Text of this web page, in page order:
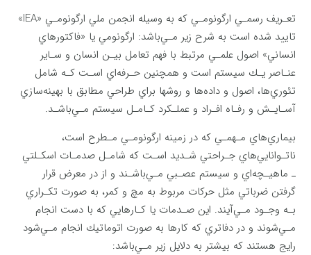
تعـريف رسمـي ‌ارگونومـي ‌كه به وسيله انجمن ملي ارگونومـي ‌«IEA»
تاييد شده است به شرح زير مـي‌باشد: ارگونومي یا «فاكتورهاي
انساني» اصول علمـي ‌مرتبط با فهم تعامل بيـن انسان و سـاير
عنـاصر يـك سيستم است و همچنین حـرفه‌اي اسـت كـه شامل
تئوري‌ها، اصول و داده‌ها و روشها براي طراحي مطابق با بهينه‌سازي
آسـايـش و رفـاه افـراد و عملـكرد كـامـل سيستم مـي‌باشـد.
بيماري‌هاي مـهمـي ‌كه در زمينه ارگونومـي‌ مـطرح است،
ناتـوانايي‌هاي جـراحتي شـديد اسـت كه شامـل صدمـات اسكـلتي
ـ ماهيـچه‌اي و سيستم عصـبي مـي‌باشـند و از در معرض قرار
گرفتن ضرباتي مثل حركات مربوط به مچ و كمر، به صورت تكـراري
بـه وجـود مـي‌آيند. اين صـدمات يا كـارهايي كه با دست انجام
مـي‌شوند و در دفاتري كه كارها به صورت اتوماتيك انجام مـي‌شود
رايج هستند كه بيشتر به دلايل زير مـي‌باشد: